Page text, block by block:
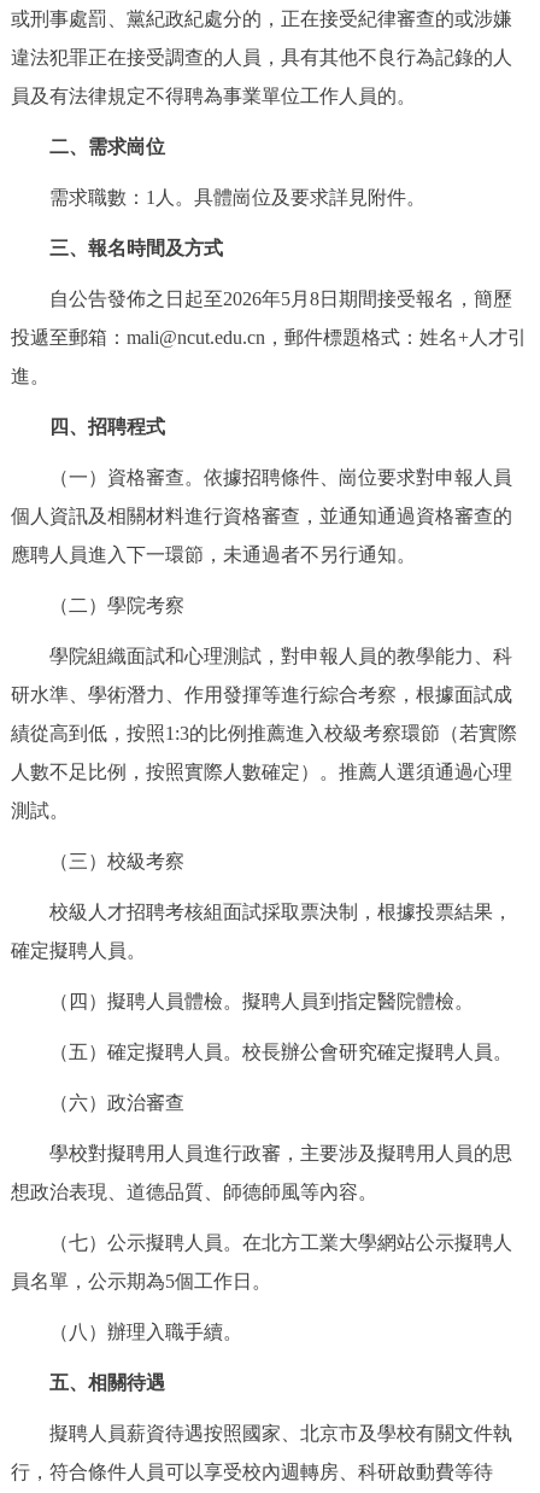
或刑事處罰、黨紀政紀處分的，正在接受紀律審查的或涉嫌
違法犯罪正在接受調查的人員，具有其他不良行為記錄的人
員及有法律規定不得聘為事業單位工作人員的。
二、需求崗位
需求職數：1人。具體崗位及要求詳見附件。
三、報名時間及方式
自公告發佈之日起至2026年5月8日期間接受報名，簡歷
投遞至郵箱：mali@ncut.edu.cn，郵件標題格式：姓名+人才引
進。
四、招聘程式
（一）資格審查。依據招聘條件、崗位要求對申報人員
個人資訊及相關材料進行資格審查，並通知通過資格審查的
應聘人員進入下一環節，未通過者不另行通知。
（二）學院考察
學院組織面試和心理測試，對申報人員的教學能力、科
研水準、學術潛力、作用發揮等進行綜合考察，根據面試成
績從高到低，按照1:3的比例推薦進入校級考察環節（若實際
人數不足比例，按照實際人數確定）。推薦人選須通過心理
測試。
（三）校級考察
校級人才招聘考核組面試採取票決制，根據投票結果，
確定擬聘人員。
（四）擬聘人員體檢。擬聘人員到指定醫院體檢。
（五）確定擬聘人員。校長辦公會研究確定擬聘人員。
（六）政治審查
學校對擬聘用人員進行政審，主要涉及擬聘用人員的思
想政治表現、道德品質、師德師風等內容。
（七）公示擬聘人員。在北方工業大學網站公示擬聘人
員名單，公示期為5個工作日。
（八）辦理入職手續。
五、相關待遇
擬聘人員薪資待遇按照國家、北京市及學校有關文件執
行，符合條件人員可以享受校內週轉房、科研啟動費等待